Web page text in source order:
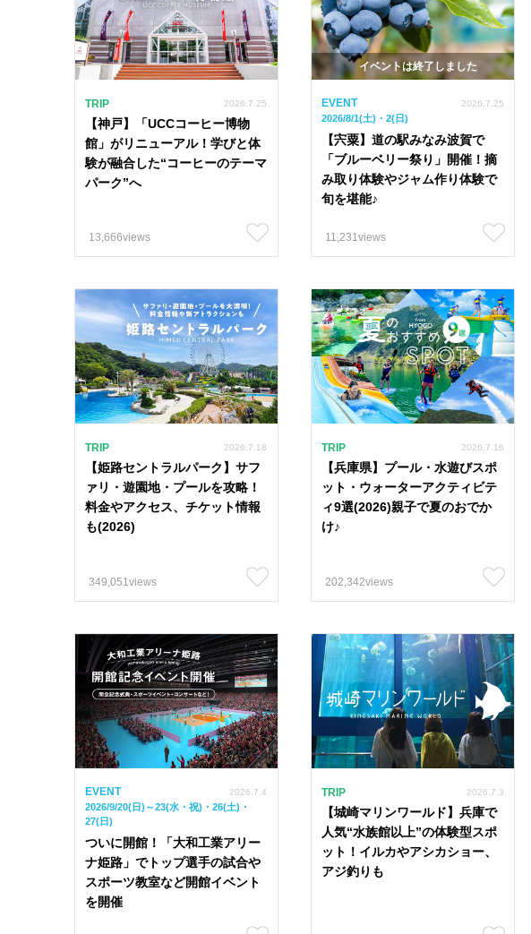
カテゴリー
特集
カフェ
ライフスタイル
人気おすすめタグ
#古民家カフェ 122 #スイーツ 1274
#姫路駅周辺 538 #バイキング 20
#クーポン 4
上郡町 太子町
明石市 加西市
多可町 神河町
TRIP
【神戸】「UCCコーヒー博物
館」がリニューアル！学びと体
験が融合した“コーヒーのテーマ
パーク”へ
2026.7.25
13,666views
イベントは終了しました
EVENT
2026/8/1(土)・2(日)
【宍粟】道の駅みなみ波賀で
「ブルーベリー祭り」開催！摘
み取り体験やジャム作り体験で
旬を堪能♪
2026.7.25
11,231views
TRIP
【姫路セントラルパーク】サフ
ァリ・遊園地・プールを攻略！
料金やアクセス、チケット情報
も(2026)
2026.7.18
349,051views
TRIP
【兵庫県】プール・水遊びスポ
ット・ウォーターアクティビテ
ィ9選(2026)親子で夏のおでか
け♪
2026.7.16
202,342views
EVENT
2026/9/20(日)～23(水・祝)・26(土)・
27(日)
ついに開館！「大和工業アリー
ナ姫路」でトップ選手の試合や
スポーツ教室など開館イベント
を開催
2026.7.4 TRIP
【城崎マリンワールド】兵庫で
人気“水族館以上”の体験型スポ
ット！イルカやアシカショー、
アジ釣りも
2026.7.3